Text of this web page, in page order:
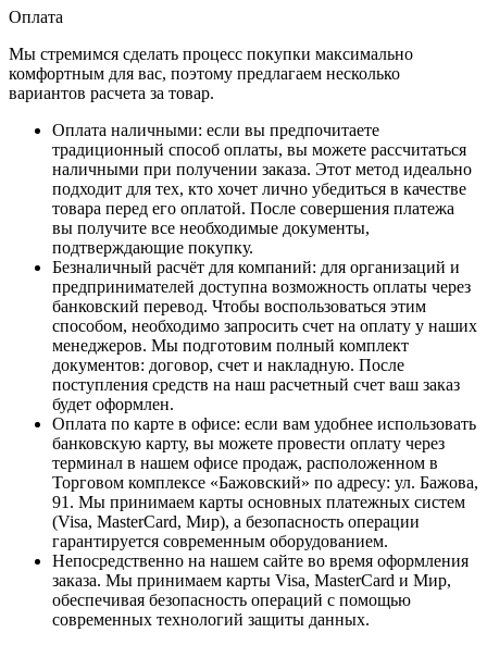
Оплата
Мы стремимся сделать процесс покупки максимально
комфортным для вас, поэтому предлагаем несколько
вариантов расчета за товар.
Оплата наличными: если вы предпочитаете
традиционный способ оплаты, вы можете рассчитаться
наличными при получении заказа. Этот метод идеально
подходит для тех, кто хочет лично убедиться в качестве
товара перед его оплатой. После совершения платежа
вы получите все необходимые документы,
подтверждающие покупку.
Безналичный расчёт для компаний: для организаций и
предпринимателей доступна возможность оплаты через
банковский перевод. Чтобы воспользоваться этим
способом, необходимо запросить счет на оплату у наших
менеджеров. Мы подготовим полный комплект
документов: договор, счет и накладную. После
поступления средств на наш расчетный счет ваш заказ
будет оформлен.
Оплата по карте в офисе: если вам удобнее использовать
банковскую карту, вы можете провести оплату через
терминал в нашем офисе продаж, расположенном в
Торговом комплексе «Бажовский» по адресу: ул. Бажова,
91. Мы принимаем карты основных платежных систем
(Visa, MasterCard, Мир), а безопасность операции
гарантируется современным оборудованием.
Непосредственно на нашем сайте во время оформления
заказа. Мы принимаем карты Visa, MasterCard и Мир,
обеспечивая безопасность операций с помощью
современных технологий защиты данных.